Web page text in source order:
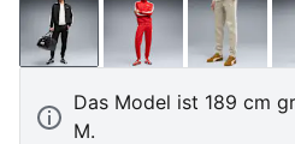
PUMA BlackFor All Time Red
Pebble
Das Model ist 189 cm
M.